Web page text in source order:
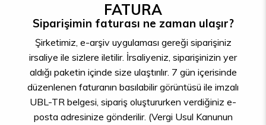
FATURA
Siparişimin faturası ne zaman ulaşır?
Şirketimiz, e-arşiv uygulaması gereği siparişiniz
irsaliye ile sizlere iletilir. İrsaliyeniz, siparişinizin yer
aldığı paketin içinde size ulaştırılır. 7 gün içerisinde
düzenlenen faturanın basılabilir görüntüsü ile imzalı
UBL-TR belgesi, sipariş oluştururken verdiğiniz e-
posta adresinize gönderilir. (Vergi Usul Kanunun